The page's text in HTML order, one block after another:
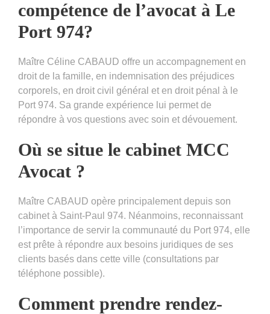
compétence de l’avocat à Le
Port 974?
Maître Céline CABAUD offre un accompagnement en
droit de la famille, en indemnisation des préjudices
corporels, en droit civil général et en droit pénal à le
Port 974. Sa grande expérience lui permet de
répondre à vos questions avec soin et dévouement.
Où se situe le cabinet MCC
Avocat ?
Maître CABAUD opère principalement depuis son
cabinet à Saint-Paul 974. Néanmoins, reconnaissant
l’importance de servir la communauté du Port 974, elle
est prête à répondre aux besoins juridiques de ses
clients basés dans cette ville (consultations par
téléphone possible).
Comment prendre rendez-